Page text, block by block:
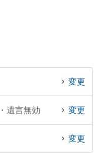
変更
遺言無効 変更
変更